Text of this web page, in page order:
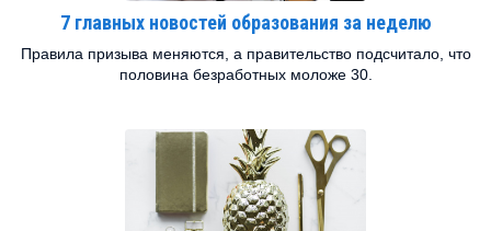
7 главных новостей образования за неделю
Правила призыва меняются, а правительство подсчитало, что
половина безработных моложе 30.